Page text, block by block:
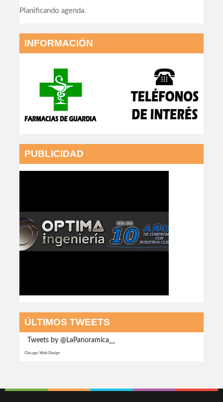
Planificando agenda.
INFORMACIÓN
PUBLICIDAD
ÚLTIMOS TWEETS
Tweets by @LaPanoramica__
Chicago Web Design